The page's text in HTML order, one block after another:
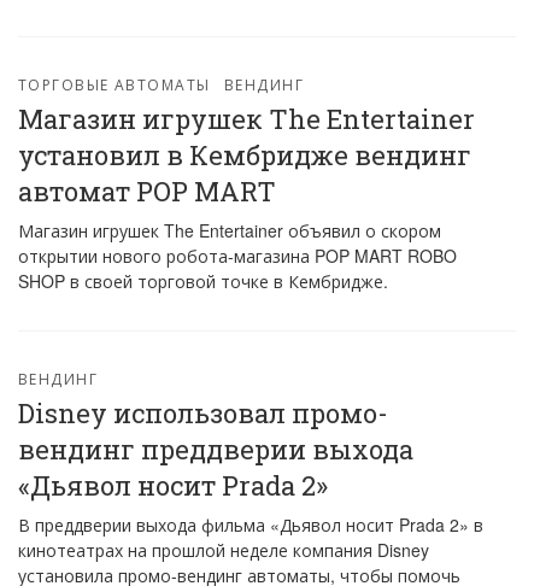
ТОРГОВЫЕ АВТОМАТЫ ВЕНДИНГ
Магазин игрушек The Entertainer
установил в Кембридже вендинг
автомат POP MART
Магазин игрушек The Entertainer объявил о скором
открытии нового робота-магазина POP MART ROBO
SHOP в своей торговой точке в Кембридже.
ВЕНДИНГ
Disney использовал промо-
вендинг преддверии выхода
«Дьявол носит Prada 2»
В преддверии выхода фильма «Дьявол носит Prada 2» в
кинотеатрах на прошлой неделе компания Disney
установила промо-вендинг автоматы, чтобы помочь